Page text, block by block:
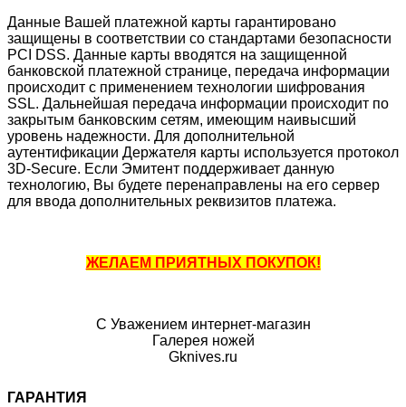
Данные Вашей платежной карты гарантировано
защищены в соответствии со стандартами безопасности
PCI DSS. Данные карты вводятся на защищенной
банковской платежной странице, передача информации
происходит с применением технологии шифрования
SSL. Дальнейшая передача информации происходит по
закрытым банковским сетям, имеющим наивысший
уровень надежности. Для дополнительной
аутентификации Держателя карты используется протокол
3D-Secure. Если Эмитент поддерживает данную
технологию, Вы будете перенаправлены на его сервер
для ввода дополнительных реквизитов платежа.
ЖЕЛАЕМ ПРИЯТНЫХ ПОКУПОК!
С Уважением интернет-магазин
Галерея ножей
Gknives.ru
ГАРАНТИЯ